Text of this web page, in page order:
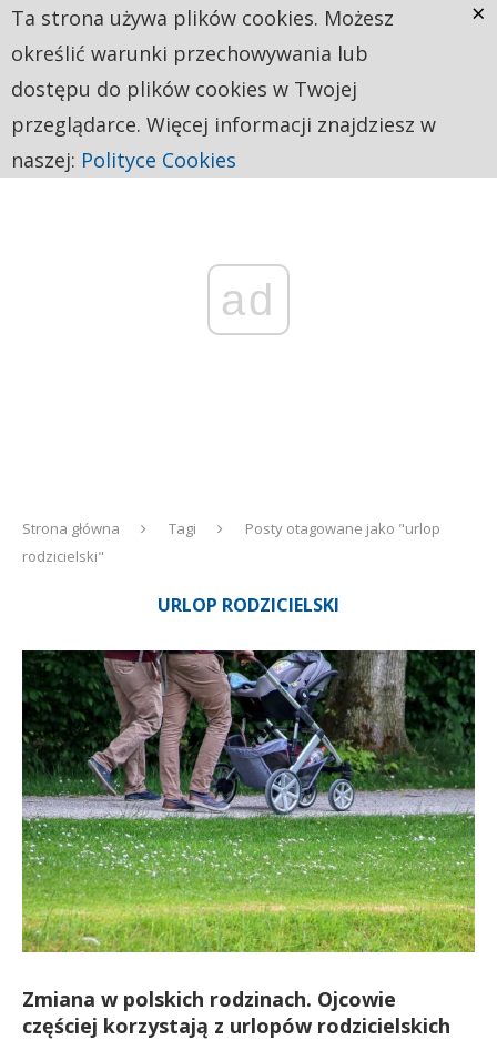
ad
Strona główna Tagi
Posty otagowane jako "urlop
rodzicielski"
URLOP RODZICIELSKI
Zmiana w polskich rodzinach. Ojcowie
częściej korzystają z urlopów rodzicielskich
Ta strona używa plików cookies. Możesz
określić warunki przechowywania lub
dostępu do plików cookies w Twojej
przeglądarce. Więcej informacji znajdziesz w
naszej: Polityce Cookies
×